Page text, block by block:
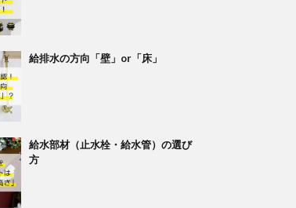
給排水の方向「壁」or「床」
給水部材（止水栓・給水管）の選び
方